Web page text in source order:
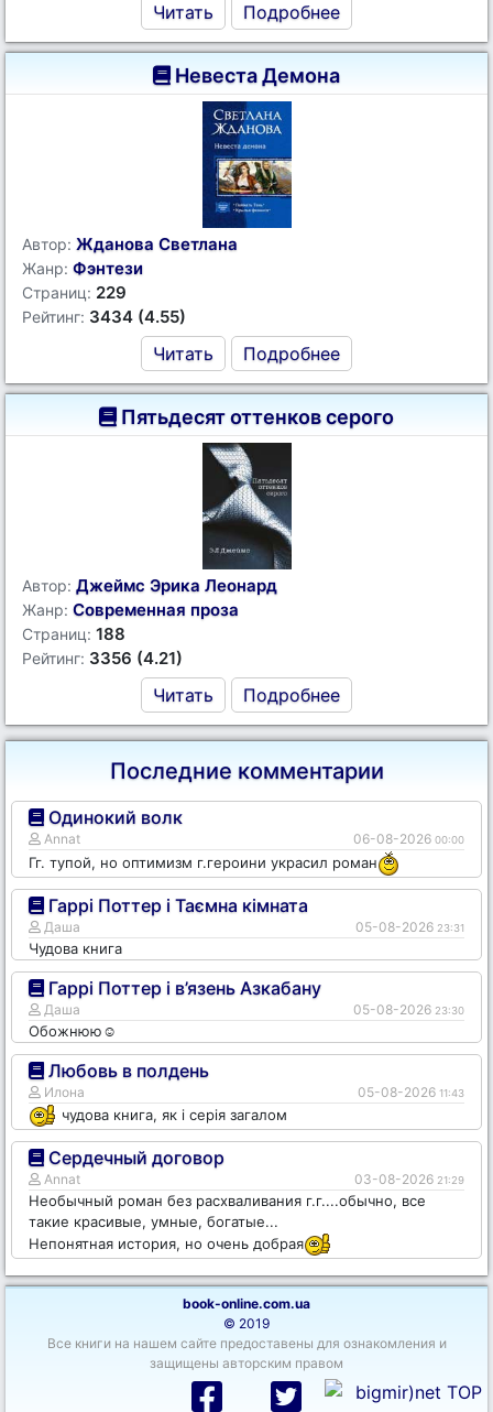
Читать Подробнее
Невеста Демона
Автор: Жданова Светлана
Жанр: Фэнтези
Страниц: 229
Рейтинг: 3434 (4.55)
Читать Подробнее
Пятьдесят оттенков серого
Автор: Джеймс Эрика Леонард
Жанр: Современная проза
Страниц: 188
Рейтинг: 3356 (4.21)
Читать Подробнее
Последние комментарии
Одинокий волк
Annat 06-08-2026 00:00
Гг. тупой, но оптимизм г.героини украсил роман
Гаррі Поттер і Таємна кімната
Даша 05-08-2026 23:31
Чудова книга
Гаррі Поттер і в’язень Азкабану
Даша 05-08-2026 23:30
Обожнюю☺️
Любовь в полдень
Илона 05-08-2026 11:43
чудова книга, як і серія загалом
Сердечный договор
Annat 03-08-2026 21:29
Необычный роман без расхваливания г.г....обычно, все
такие красивые, умные, богатые...
Непонятная история, но очень добрая
book-online.com.ua
© 2019
Все книги на нашем сайте предоставены для ознакомления и
защищены авторским правом